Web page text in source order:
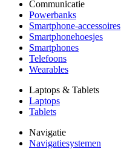
Communicatie
Powerbanks
Smartphone-accessoires
Smartphonehoesjes
Smartphones
Telefoons
Wearables
Laptops & Tablets
Laptops
Tablets
Navigatie
Navigatiesystemen